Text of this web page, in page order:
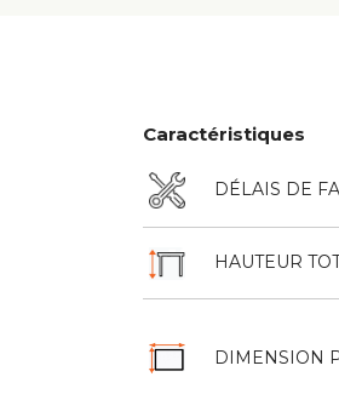
Caractéristiques
DÉLAIS DE
HAUTEUR
DIMENSION